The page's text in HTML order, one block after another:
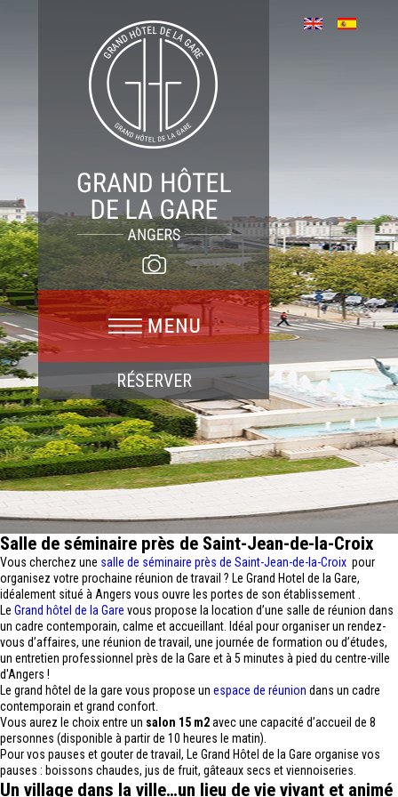
RÉSERVER
Salle de séminaire près de Saint-Jean-de-la-Croix
Vous cherchez une salle de séminaire près de Saint-Jean-de-la-Croix pour
organisez votre prochaine réunion de travail ? Le Grand Hotel de la Gare,
idéalement situé à Angers vous ouvre les portes de son établissement .
Le Grand hôtel de la Gare vous propose la location d’une salle de réunion dans
un cadre contemporain, calme et accueillant. Idéal pour organiser un rendez-
vous d’affaires, une réunion de travail, une journée de formation ou d’études,
un entretien professionnel près de la Gare et à 5 minutes à pied du centre-ville
d'Angers !
Le grand hôtel de la gare vous propose un espace de réunion dans un cadre
contemporain et grand confort.
Vous aurez le choix entre un salon 15 m2avec une capacité d’accueil de 8
personnes (disponible à partir de 10 heures le matin).
Pour vos pauses et gouter de travail, Le Grand Hôtel de la Gare organise vos
pauses : boissons chaudes, jus de fruit, gâteaux secs et viennoiseries.
Un village dans la ville…un lieu de vie vivant et animé